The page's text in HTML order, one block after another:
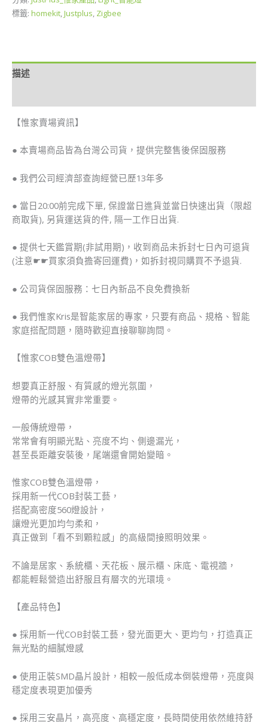
標籤: homekit,Justplus, Zigbee
描述
【惟家賣場資訊】
● 本賣場商品皆為台灣公司貨，提供完整售後保固服務
● 我們公司經濟部查詢經營已歷13年多
● 當日20:00前完成下單, 保證當日進貨並當日快速出貨（限超
商取貨), 另貨運送貨的件, 隔一工作日出貨.
● 提供七天鑑賞期(非試用期)，收到商品未拆封七日內可退貨
(注意☛☛買家須負擔寄回運費)，如拆封視同購買不予退貨.
● 公司貨保固服務：七日內新品不良免費換新
● 我們惟家Kris是智能家居的專家，只要有商品、規格、智能
家庭搭配問題，隨時歡迎直接聊聊詢問。
【惟家COB雙色溫燈帶】
想要真正舒服、有質感的燈光氛圍，
燈帶的光感其實非常重要。
一般傳統燈帶，
常常會有明顯光點、亮度不均、側邊漏光，
甚至長距離安裝後，尾端還會開始變暗。
惟家COB雙色溫燈帶，
採用新一代COB封裝工藝，
搭配高密度560燈設計，
讓燈光更加均勻柔和，
真正做到「看不到顆粒感」的高級間接照明效果。
不論是居家、系統櫃、天花板、展示櫃、床底、電視牆，
都能輕鬆營造出舒服且有層次的光環境。
【產品特色】
● 採用新一代COB封裝工藝，發光面更大、更均勻，打造真正
無光點的細膩燈感
● 使用正裝SMD晶片設計，相較一般低成本倒裝燈帶，亮度與
穩定度表現更加優秀
● 採用三安晶片，高亮度、高穩定度，長時間使用依然維持舒